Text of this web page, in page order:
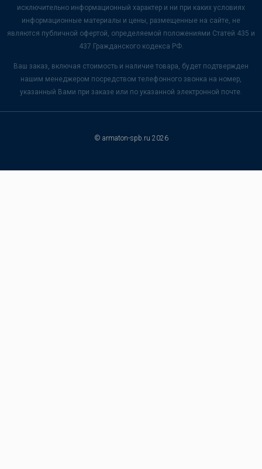
исключительно информационный характер и ни при каких условиях
информационные материалы и цены, размещенные на сайте, не
являются публичной офертой, определяемой положениями Статей 435 и
437 Гражданского кодекса РФ.
Ваш заказ, включая стоимость и наличие товара, будет подтвержден
нашим менеджером посредством телефонного звонка на номер,
указанный Вами при заказе или по указанной электронной почте.
© armaton-spb.ru 2026